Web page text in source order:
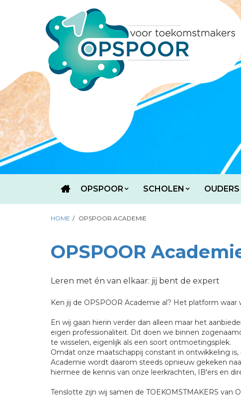
OPSPOOR SCHOLEN
HOME / OPSPOOR ACADEMIE
OPSPOOR
Leren met én van elkaar: jij bent de expert
Ken jij de OPSPOOR Academie al? Het platform
En wij gaan hierin verder dan alleen maar het
eigen professionaliteit. Dit doen we binnen
te wisselen, eigenlijk als een soort ontmoetingsplek.
Omdat onze maatschappij constant in ontwikkeling
Academie wordt daarom steeds opnieuw gekeken
hiermee de kennis van onze leerkrachten, IB'ers en
Tenslotte zijn wij samen de TOEKOMSTMAKERS van